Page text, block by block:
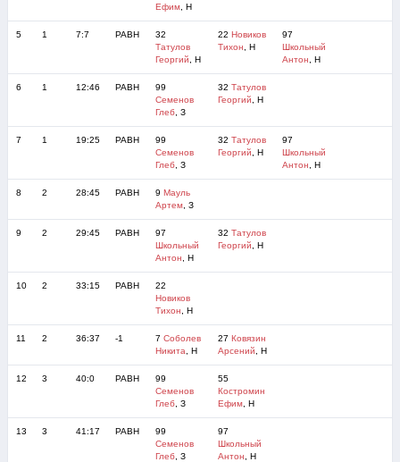
Ефим, Н
5 1 7:7 РАВН
32
Татулов
Георгий , Н
22 Новиков
Тихон , Н
97
Школьный
Антон , Н
6 1 12:46 РАВН
99
Семенов
Глеб, З
32 Татулов
Георгий , Н
7 1 19:25 РАВН
99
Семенов
Глеб, З
32 Татулов
Георгий , Н
97
Школьный
Антон , Н
8 2 28:45 РАВН 9 Мауль
Артем, З
9 2 29:45 РАВН
97
Школьный
Антон , Н
32 Татулов
Георгий , Н
10 2 33:15 РАВН
22
Новиков
Тихон , Н
11 2 36:37 -1 7 Соболев
Никита , Н
27 Ковязин
Арсений , Н
12 3 40:0 РАВН
99
Семенов
Глеб, З
55
Костромин
Ефим, Н
13 3 41:17 РАВН
99
Семенов
Глеб, З
97
Школьный
Антон , Н